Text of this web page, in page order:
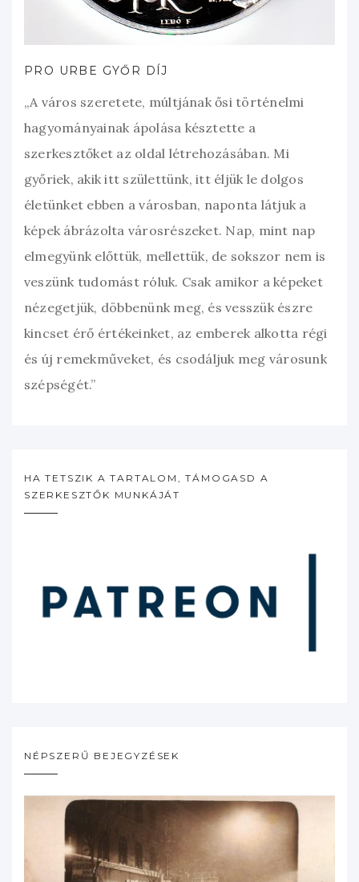
PRO URBE GYŐR DÍJ
„A város szeretete, múltjának ősi történelmi
hagyományainak ápolása késztette a
szerkesztőket az oldal létrehozásában. Mi
győriek, akik itt születtünk, itt éljük le dolgos
életünket ebben a városban, naponta látjuk a
képek ábrázolta városrészeket. Nap, mint nap
elmegyünk előttük, mellettük, de sokszor nem is
veszünk tudomást róluk. Csak amikor a képeket
nézegetjük, döbbenünk meg, és vesszük észre
kincset érő értékeinket, az emberek alkotta régi
és új remekműveket, és csodáljuk meg városunk
szépségét.”
HA TETSZIK A TARTALOM, TÁMOGASD A
SZERKESZTŐK MUNKÁJÁT
NÉPSZERŰ BEJEGYZÉSEK